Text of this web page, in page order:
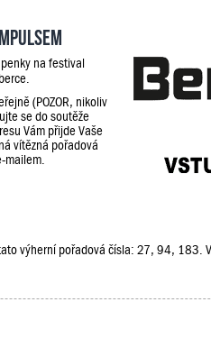
na festival
(POZOR, nikoliv
se do soutěže
Vám přijde Vaše
vítězná pořadová
výherní pořadová čísla: 27, 94, 183.